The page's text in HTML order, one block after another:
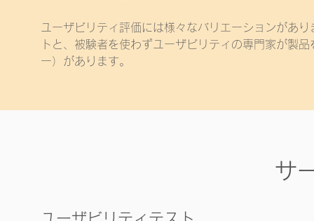
ユーザビリティ評価には様々なバリエーションがあ
トと、被験者を使わずユーザビリティの専門家が製
ー）があります。
サ